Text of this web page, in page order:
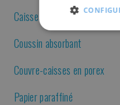
Caisse en porex
Coussin absorbant
Couvre-caisses en porex
Papier paraffiné
NÉCESSAIRES